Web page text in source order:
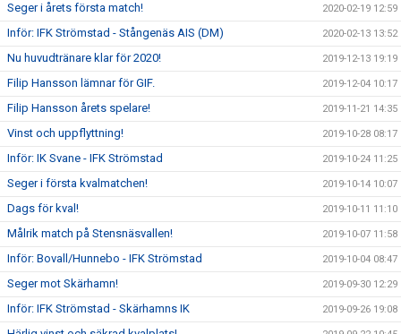
Seger i årets första match! 2020-02-19 12:59
Inför: IFK Strömstad - Stångenäs AIS (DM) 2020-02-13 13:52
Nu huvudtränare klar för 2020! 2019-12-13 19:19
Filip Hansson lämnar för GIF. 2019-12-04 10:17
Filip Hansson årets spelare! 2019-11-21 14:35
Vinst och uppflyttning! 2019-10-28 08:17
Inför: IK Svane - IFK Strömstad 2019-10-24 11:25
Seger i första kvalmatchen! 2019-10-14 10:07
Dags för kval! 2019-10-11 11:10
Målrik match på Stensnäsvallen! 2019-10-07 11:58
Inför: Bovall/Hunnebo - IFK Strömstad 2019-10-04 08:47
Seger mot Skärhamn! 2019-09-30 12:29
Inför: IFK Strömstad - Skärhamns IK 2019-09-26 19:08